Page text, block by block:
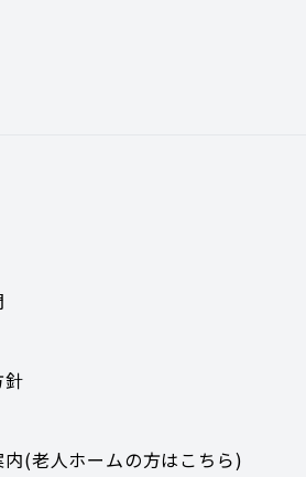
針
(老人ホームの方はこちら)